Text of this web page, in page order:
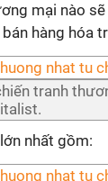
mại nào
hàng hóa
tranh
nhất gồm: